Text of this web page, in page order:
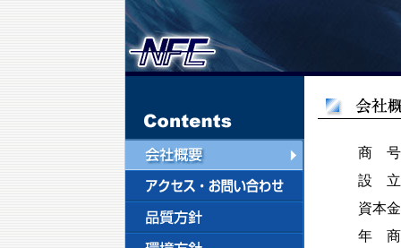
商 号
設 立
資本金
年 商